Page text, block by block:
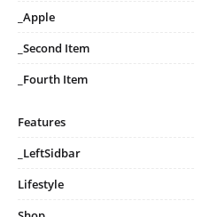
_Apple
_Second Item
_Fourth Item
Features
_LeftSidbar
Lifestyle